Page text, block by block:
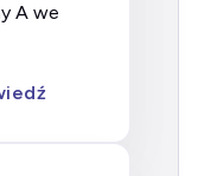
A we